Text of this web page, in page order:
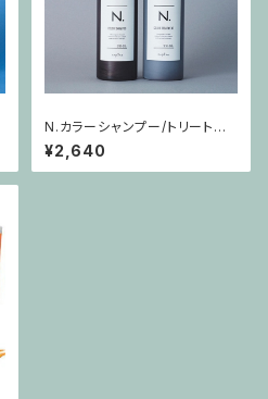
N.カラーシャンプー/トリートメ
ント シルバー
¥2,640